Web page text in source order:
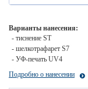
Варианты нанесения:
- тиснение ST
- шелкотрафарет S7
- УФ-печать UV4
Подробно о нанесении